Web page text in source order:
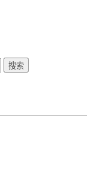
搜索